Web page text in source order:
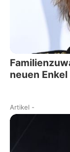
neuen
Artikel -